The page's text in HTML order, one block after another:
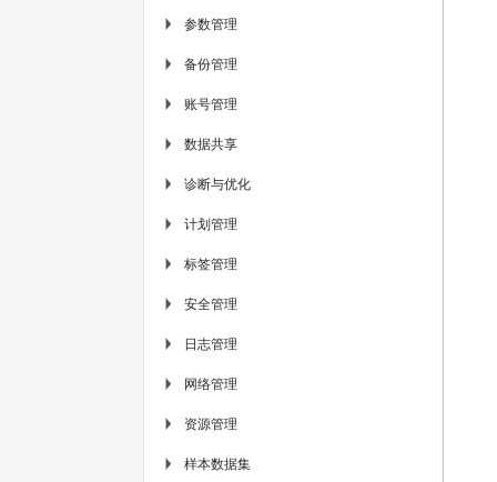
▶ 参数管理
▶ 备份管理
▶ 账号管理
▶ 数据共享
▶ 诊断与优化
▶ 计划管理
▶ 标签管理
▶ 安全管理
▶ 日志管理
▶ 网络管理
▶ 资源管理
▶ 样本数据集